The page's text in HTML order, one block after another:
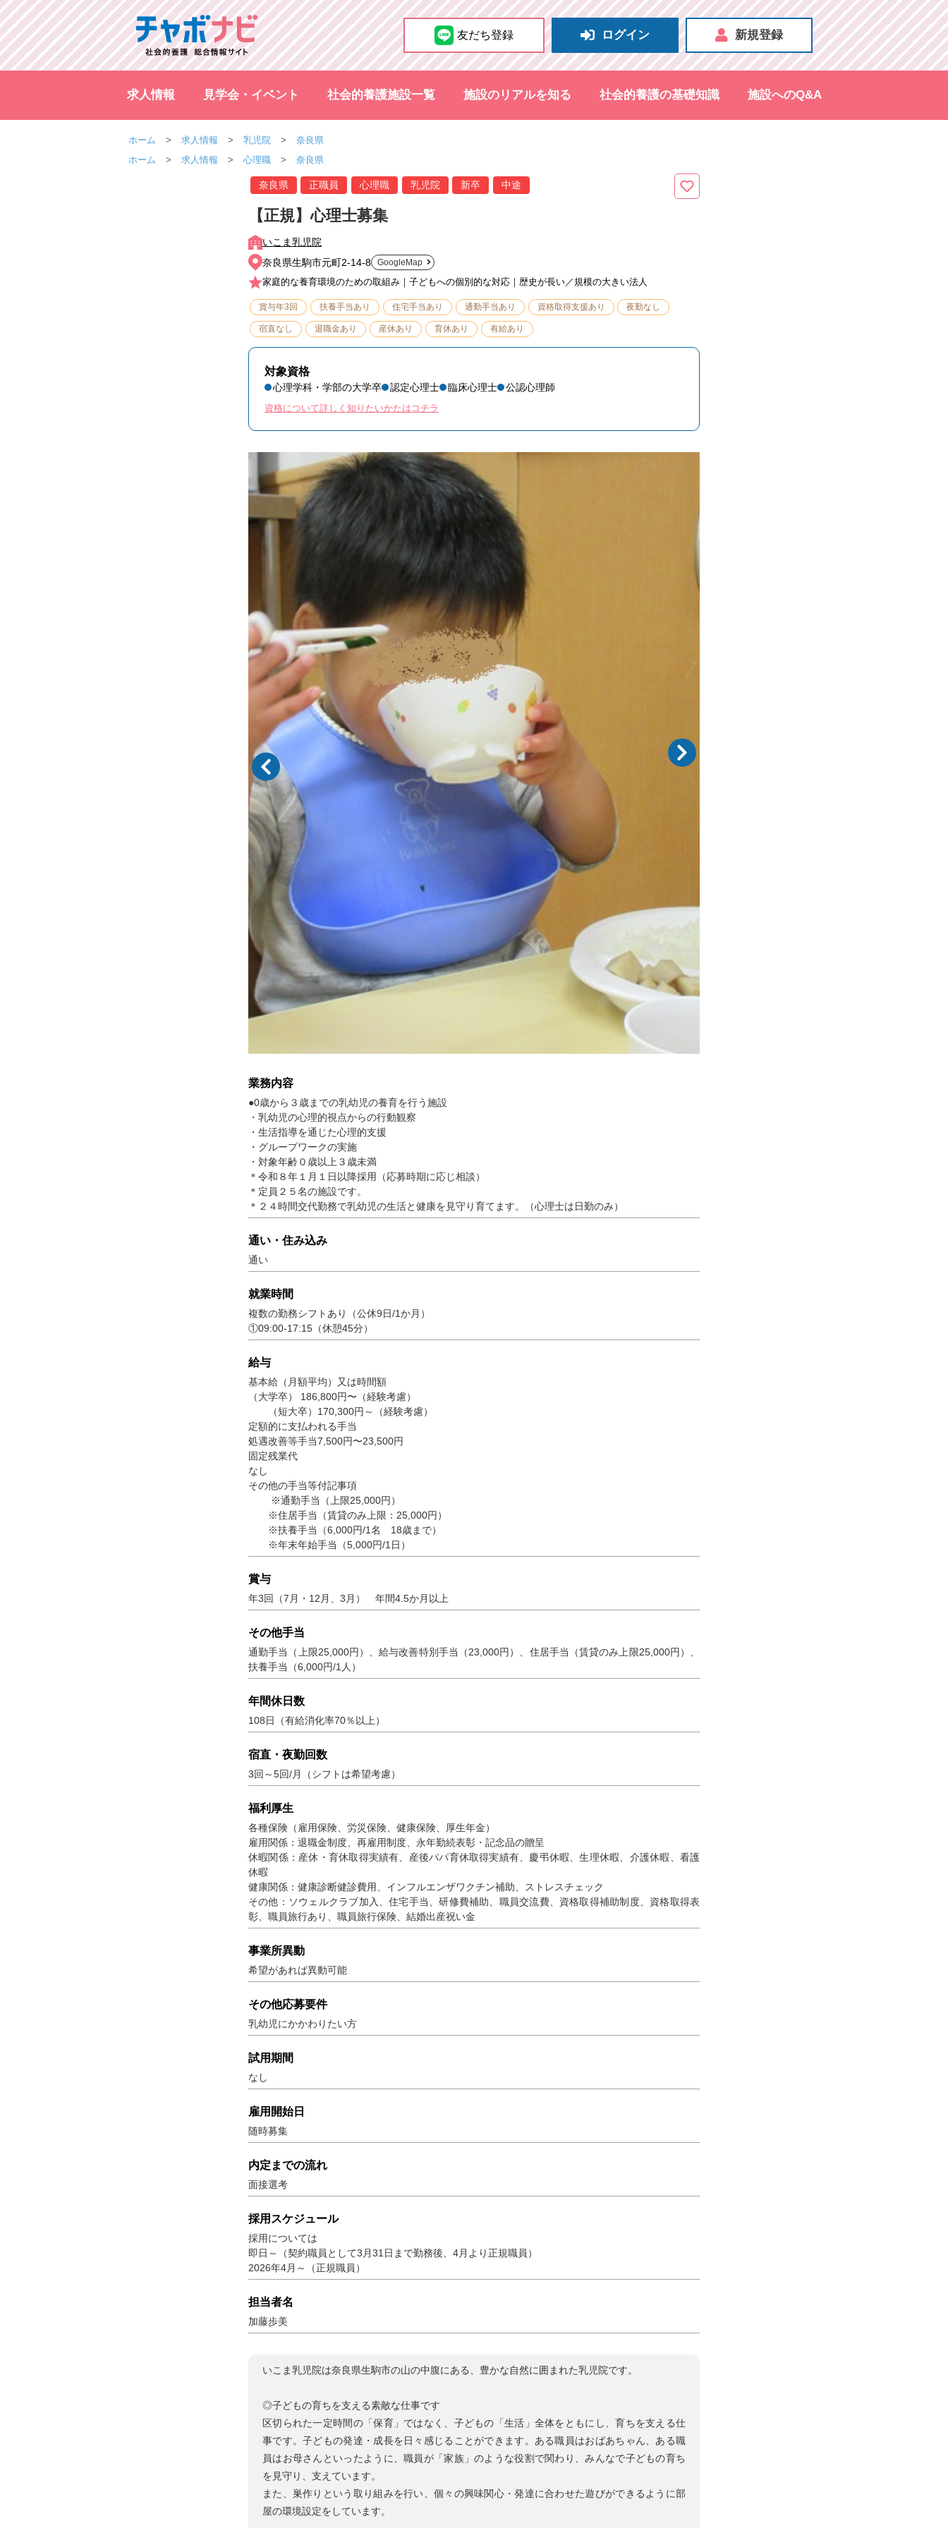
友だち登録 ログイン 新規登録
求人情報 見学会・イベント 社会的養護施設一覧 施設のリアルを知る 社会的養護の基礎知識 施設へのQ&A
ホーム 求人情報 乳児院
奈良県
ホーム
求人情報 心理職 奈良県
奈良県 正職員 心理職 乳児院 新卒 中途
【正規】心理士募集
いこま乳児院
奈良県生駒市元町2-14-8
GoogleMap
家庭的な養育環境のための取組み｜子どもへの個別的な対応｜歴史が長い／規模の大きい法人
賞与年3回 扶養手当あり 住宅手当あり 通勤手当あり 資格取得支援あり 夜勤なし
宿直なし 退職金あり 産休あり 育休あり 有給あり
対象資格
心理学科・学部の大学卒 認定心理士 臨床心理士 公認心理師
資格について詳しく知りたいかたはコチラ
業務内容
●0歳から３歳までの乳幼児の養育を行う施設
・乳幼児の心理的視点からの行動観察
・生活指導を通じた心理的支援
・グループワークの実施
・対象年齢０歳以上３歳未満
＊令和８年１月１日以降採用（応募時期に応じ相談）
＊定員２５名の施設です。
＊２４時間交代勤務で乳幼児の生活と健康を見守り育てます。（心理士は日勤のみ）
通い・住み込み
通い
就業時間
複数の勤務シフトあり（公休9日/1か月）
①09:00-17:15（休憩45分）
給与
基本給（月額平均）又は時間額
（大学卒） 186,800円〜（経験考慮）
（短大卒）170,300円～（経験考慮）
定額的に支払われる手当
処遇改善等手当7,500円〜23,500円
固定残業代
なし
その他の手当等付記事項
※通勤手当（上限25,000円）
※住居手当（賃貸のみ上限：25,000円）
※扶養手当（6,000円/1名 18歳まで）
※年末年始手当（5,000円/1日）
賞与
年3回（7月・12月、3月） 年間4.5か月以上
その他手当
通勤手当（上限25,000円）、給与改善特別手当（23,000円）、住居手当（賃貸のみ上限25,000円）、
扶養手当（6,000円/1人）
年間休日数
108日（有給消化率70％以上）
宿直・夜勤回数
3回～5回/月（シフトは希望考慮）
福利厚生
各種保険（雇用保険、労災保険、健康保険、厚生年金）
雇用関係：退職金制度、再雇用制度、永年勤続表彰・記念品の贈呈
休暇関係：産休・育休取得実績有、産後パパ育休取得実績有、慶弔休暇、生理休暇、介護休暇、看護
休暇
健康関係：健康診断健診費用、インフルエンザワクチン補助、ストレスチェック
その他：ソウェルクラブ加入、住宅手当、研修費補助、職員交流費、資格取得補助制度、資格取得表
彰、職員旅行あり、職員旅行保険、結婚出産祝い金
事業所異動
希望があれば異動可能
その他応募要件
乳幼児にかかわりたい方
試用期間
なし
雇用開始日
随時募集
内定までの流れ
面接選考
採用スケジュール
採用については
即日～（契約職員として3月31日まで勤務後、4月より正規職員）
2026年4月～（正規職員）
担当者名
加藤歩美
いこま乳児院は奈良県生駒市の山の中腹にある、豊かな自然に囲まれた乳児院です。
◎子どもの育ちを支える素敵な仕事です
区切られた一定時間の「保育」ではなく、子どもの「生活」全体をともにし、育ちを支える仕
事です。子どもの発達・成長を日々感じることができます。ある職員はおばあちゃん、ある職
員はお母さんといったように、職員が「家族」のような役割で関わり、みんなで子どもの育ち
を見守り、支えています。
また、巣作りという取り組みを行い、個々の興味関心・発達に合わせた遊びができるように部
屋の環境設定をしています。